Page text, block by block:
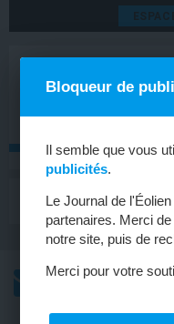
MENU
L’ACTU
Bloqueur de
Il semble que vous
publicités.
Le Journal de
partenaires. Merci
notre site, puis de
Merci pour votre